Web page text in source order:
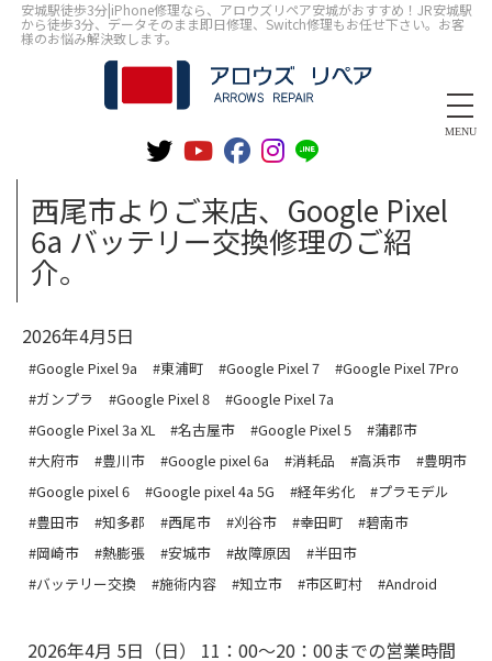
安城駅徒歩3分|iPhone修理なら、アロウズリペア安城がおすすめ！JR安城駅
から徒歩3分、データそのまま即日修理、Switch修理もお任せ下さい。お客
様のお悩み解決致します。
MENU
西尾市よりご来店、Google Pixel
6a バッテリー交換修理のご紹
介。
2026年4月5日
#Google Pixel 9a #東浦町 #Google Pixel 7
#Google Pixel 7Pro
#ガンプラ
#Google Pixel 8
#Google Pixel 7a
#Google Pixel 3a XL
#名古屋市 #Google Pixel 5
#蒲郡市
#大府市
#豊川市 #Google pixel 6a #消耗品 #高浜市
#豊明市
#Google pixel 6
#Google pixel 4a 5G #経年劣化
#プラモデル
#豊田市
#知多郡 #西尾市 #刈谷市 #幸田町
#碧南市
#岡崎市
#熱膨張 #安城市 #故障原因
#半田市
#バッテリー交換
#施術内容 #知立市 #市区町村 #Android
2026年4月 5日（日） 11：00～20：00までの営業時間